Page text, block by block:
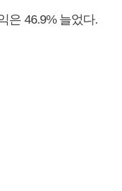
은 46.9% 늘었다.